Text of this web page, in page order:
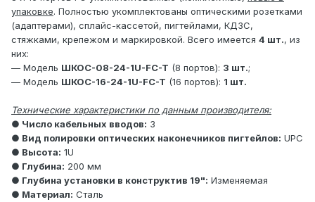
упаковке. Полностью укомплектованы оптическими розетками
(адаптерами), сплайс-кассетой, пигтейлами, КДЗС,
стяжками, крепежом и маркировкой. Всего имеется 4 шт., из
них:
— Модель ШКОС-08-24-1U-FC-T (8 портов): 3 шт.;
— Модель ШКОС-16-24-1U-FC-T (16 портов): 1 шт.
Технические характеристики по данным производителя:
● Число кабельных вводов: 3
● Вид полировки оптических наконечников пигтейлов: UPC
● Высота: 1U
● Глубина: 200 мм
● Глубина установки в конструктив 19": Изменяемая
● Материал: Сталь